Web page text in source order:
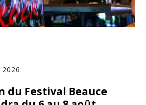
du Festival Beauce